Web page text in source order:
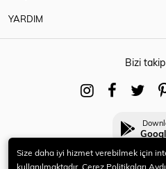
YARDIM
Bizi
Size daha iyi hizmet verebilmek için
kullanılmaktadır. Çerez Politikaları